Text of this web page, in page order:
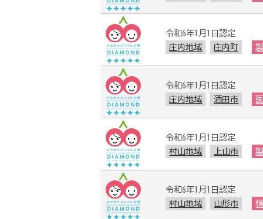
令和6年1月1日認定
庄内地域
庄内町
令和6年1月1日認定
庄内地域
酒田市
令和6年1月1日認定
村山地域
上山市
令和6年1月1日認定
村山地域
山形市